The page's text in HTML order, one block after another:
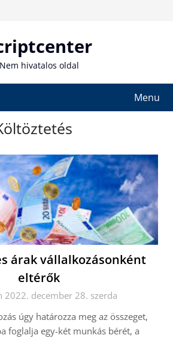
Nem hivatalos oldal
Menu
árak vállalkozásonként
eltérők
2022. december 28. szerda
úgy határozza meg az összeget,
foglalja egy-két munkás bérét, a